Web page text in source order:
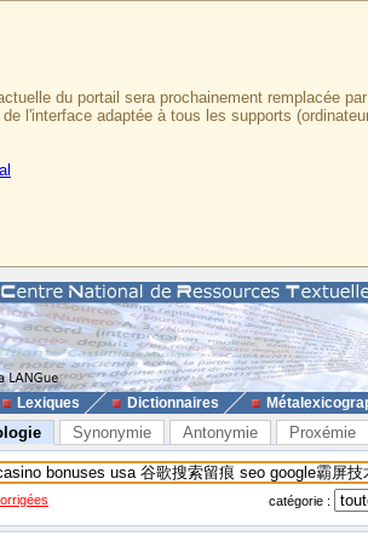
du portail sera prochainement remplacée
l'interface adaptée à tous les supports
Lexiques Dictionnaires
Synonymie Antonymie Proxémie
catégorie :